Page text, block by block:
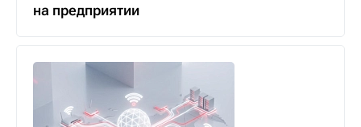
на предприятии